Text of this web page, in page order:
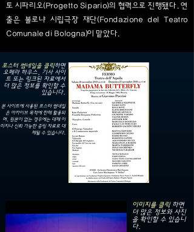
토 시파리오(Progetto Sipario)의 협력으로 진행됐다. 연
출은 볼로냐 시립극장 재단(Fondazione del Teatro
Comunale di Bologna)이 맡았다.
포스터 썸네일을 클릭하면
오페라 하우스, 기사 사이
트 또는 링크된 자료에서
더 많은 정보를 확인할 수
있습니다.
본 사이트에 사용된 포스터 썸네일
은 아카이브 목적에 한해 활용되
며, 원본이 없는 경우에는 대체 이
미지나 신뢰 가능한 증빙 자료로 대
체될 수 있습니다.
이미지를 클릭 하면
더 많은 정보와 사진
을 확인할 수 있습니
다.